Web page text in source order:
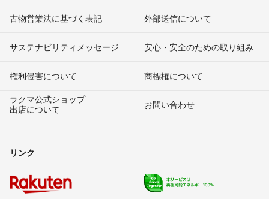
古物営業法に基づく表記 外部送信について
サステナビリティメッセージ 安心・安全のための取り組み
権利侵害について
商標権について
ラクマ公式ショップ
出店について
お問い合わせ
リンク